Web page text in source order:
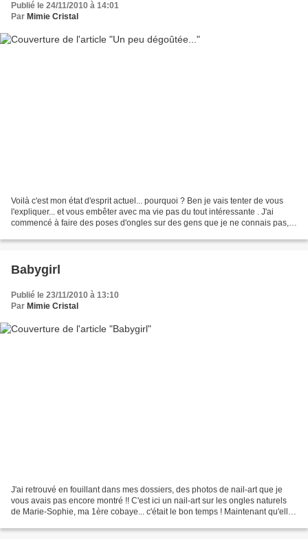
Publié le 24/11/2010 à 14:01
Par Mimie Cristal
Voilà c'est mon état d'esprit actuel... pourquoi ? Ben je vais tenter de vous
l'expliquer... et vous embêter avec ma vie pas du tout intéressante . J'ai
commencé à faire des poses d'ongles sur des gens que je ne connais pas,
Babygirl
Publié le 23/11/2010 à 13:10
Par Mimie Cristal
J'ai retrouvé en fouillant dans mes dossiers, des photos de nail-art que je
vous avais pas encore montré !! C'est ici un nail-art sur les ongles naturels
de Marie-Sophie, ma 1ère cobaye... c'était le bon temps ! Maintenant qu'elle